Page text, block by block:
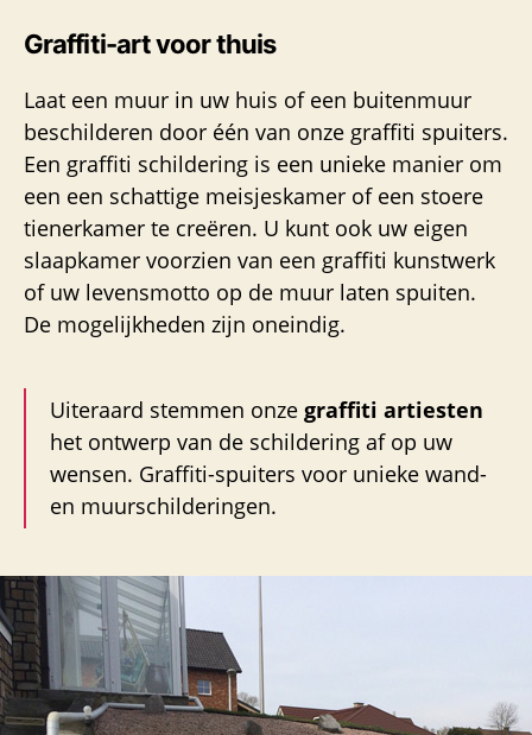
Graffiti-art voor thuis
Laat een muur in uw huis of een buitenmuur
beschilderen door één van onze graffiti spuiters.
Een graffiti schildering is een unieke manier om
een een schattige meisjeskamer of een stoere
tienerkamer te creëren. U kunt ook uw eigen
slaapkamer voorzien van een graffiti kunstwerk
of uw levensmotto op de muur laten spuiten.
De mogelijkheden zijn oneindig.
Uiteraard stemmen onze graffiti artiesten
het ontwerp van de schildering af op uw
wensen. Graffiti-spuiters voor unieke wand-
en muurschilderingen.